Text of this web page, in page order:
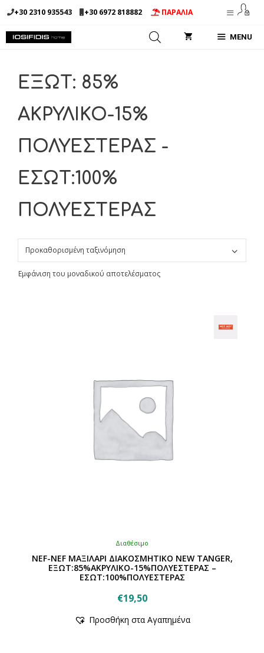
Μετάβαση
σε
περιεχόμενο
+30 2310 935543 +30 6972 818882 ΠΑΡΑΛΙΑ
MENU
ΕΞΩΤ: 85%
ΑΚΡΥΛΙΚΟ-15%
ΠΟΛΥΕΣΤΕΡΑΣ -
ΕΣΩΤ:100%
ΠΟΛΥΕΣΤΕΡΑΣ
Εμφάνιση του μοναδικού αποτελέσματος
Διαθέσιμο
NEF-NEF ΜΑΞΙΛΑΡΙ ΔΙΑΚΟΣΜΗΤΙΚΟ NEW TANGER,
ΕΞΩΤ:85%ΑΚΡΥΛΙΚΟ-15%ΠΟΛΥΕΣΤΕΡΑΣ –
ΕΣΩΤ:100%ΠΟΛΥΕΣΤΕΡΑΣ
€19,50
το
Προσθήκη στα Αγαπημένα